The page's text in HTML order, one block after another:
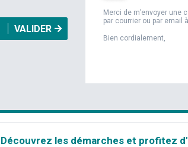
VALIDER
Merci de m’envoyer
par courrier ou par email
Bien cordialement,
les démarches et profitez